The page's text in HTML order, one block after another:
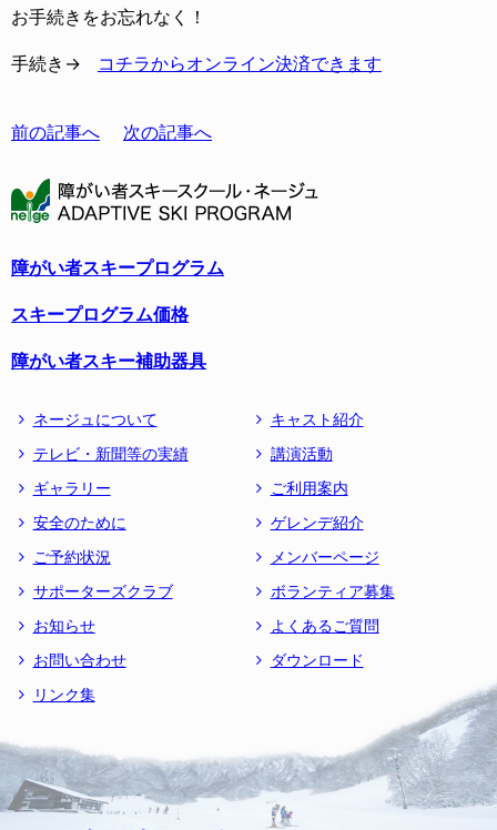
お手続きをお忘れなく！
手続き→ コチラからオンライン決済できます
前の記事へ 次の記事へ
障がい者スキープログラム
スキープログラム価格
障がい者スキー補助器具
ネージュについて
キャスト紹介
テレビ・新聞等の実績
講演活動
ギャラリー
ご利用案内
安全のために
ゲレンデ紹介
ご予約状況
メンバーページ
サポーターズクラブ
ボランティア募集
お知らせ
よくあるご質問
お問い合わせ
ダウンロード
リンク集